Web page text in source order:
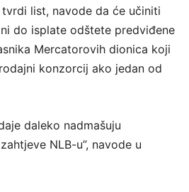
tvrdi list, navode da će učiniti
do isplate odštete predviđene
Mercatorovih dionica koji
konzorcij ako jedan od
daleko nadmašuju
NLB-u”, navode u